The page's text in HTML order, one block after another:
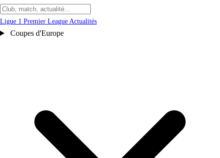
Ligue 1 Premier League Actualités
Coupes d'Europe